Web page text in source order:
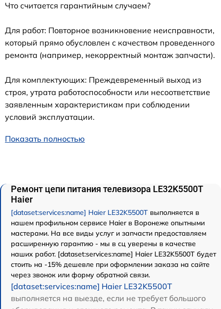
Что считается гарантийным случаем?
Для работ: Повторное возникновение неисправности,
который прямо обусловлен с качеством проведенного
ремонта (например, некорректный монтаж запчасти).
Для комплектующих: Преждевременный выход из
строя, утрата работоспособности или несоответствие
заявленным характеристикам при соблюдении
условий эксплуатации.
Показать полностью
Ремонт цепи питания телевизора LE32K5500T
Haier
[dataset:services:name] Haier LE32K5500T выполняется в
нашем профильном сервисе Haier в Воронеже опытными
мастерами. На все виды услуг и запчасти предоставляем
расширенную гарантию - мы в сц уверены в качестве
наших работ. [dataset:services:name] Haier LE32K5500T будет
стоить на -15% дешевле при оформлении заказа на сайте
через звонок или форму обратной связи.
[dataset:services:name] Haier LE32K5500T
выполняется на выезде, если не требует большого